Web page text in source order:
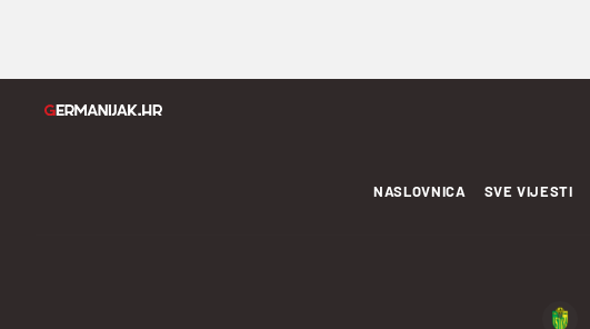
NASLOVNICA SVE VIJESTI